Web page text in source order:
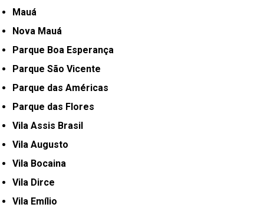
Mauá
Nova Mauá
Parque Boa Esperança
Parque São Vicente
Parque das Américas
Parque das Flores
Vila Assis Brasil
Vila Augusto
Vila Bocaina
Vila Dirce
Vila Emílio